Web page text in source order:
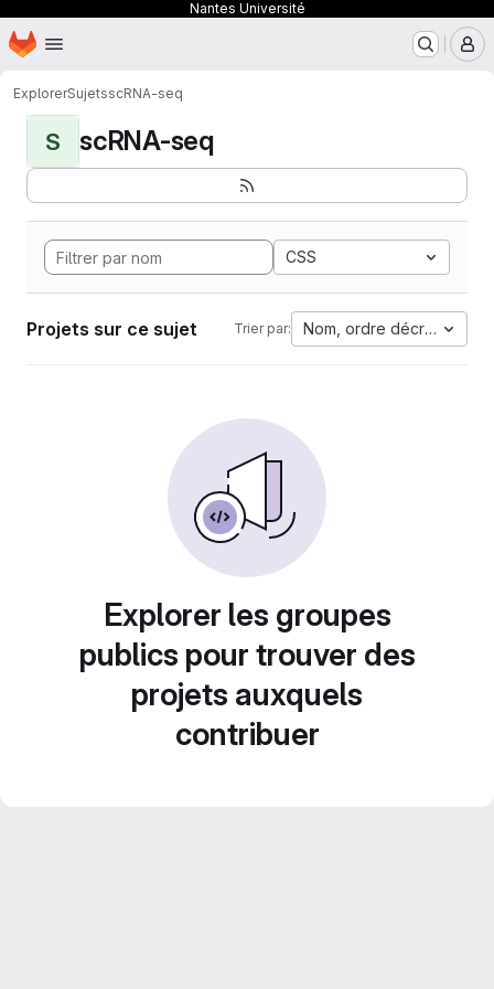
Nantes Université
Passer au contenu principal
Page d'accueil
ExplorerSujetsscRNA-seq
S scRNA-seq
CSS
Projets sur ce sujet Trier par: Nom, ordre décroissant
Explorer les groupes
publics pour trouver des
projets auxquels
contribuer